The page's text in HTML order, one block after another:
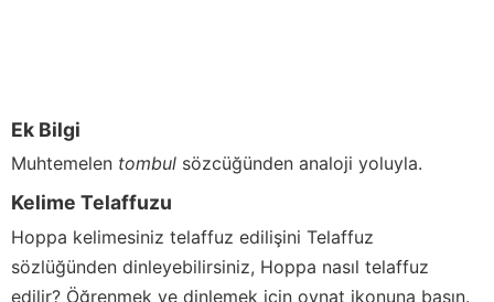
Ek Bilgi
Muhtemelen tombul sözcüğünden analoji yoluyla.
Kelime Telaffuzu
Hoppa kelimesiniz telaffuz edilişini Telaffuz
sözlüğünden dinleyebilirsiniz, Hoppa nasıl telaffuz
edilir? Öğrenmek ve dinlemek için oynat ikonuna basın.